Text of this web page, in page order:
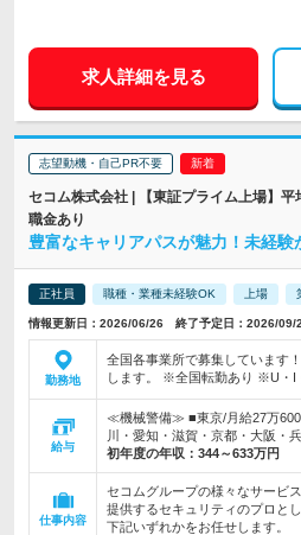
求人詳細を見る
志望動機・自己PR不要
セコム株式会社 | 【東証プライム上場】
職金あり
豊富なキャリアパスが魅力！未経験
正社員 職種・業種未経験OK 上場
情報更新日：2026/06/26 終了予定日：2026/09/
勤務地
全国各事業所で募集しています
します。 ※全国転勤あり ※U・I
給与
≪機械警備≫ ■東京/月給27万
川・愛知・滋賀・京都・大阪・
初年度の年収： 344～633万円
仕事内容
セコムグループの様々なサービ
提供するセキュリティのプロと
下記いずれかをお任せします。